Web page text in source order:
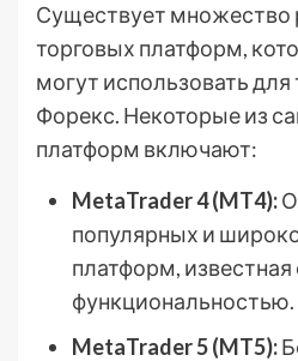
Существует множество
торговых платформ,
могут использовать для
Форекс. Некоторые из
платформ включают:
MetaTrader 4 (MT4):
популярных и
платформ,
функциональностью.
MetaTrader 5 (MT5):